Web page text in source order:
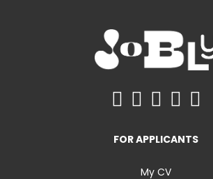
FOR APPLICANTS
My CV